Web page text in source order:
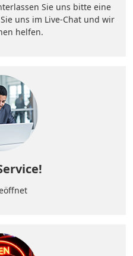
Sie uns bitte eine
uns im Live-Chat und wir
helfen.